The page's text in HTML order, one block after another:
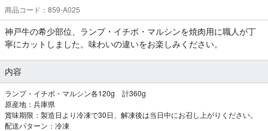
商品コード：859-A025
神戸牛の希少部位、ランプ・イチボ・マルシンを焼肉用に職人が丁
寧にカットしました。味わいの違いをお楽しみください。
内容
ランプ・イチボ・マルシン各120g 計360g
原産地：兵庫県
賞味期限：製造日より冷凍で30日、解凍後は当日中にお召し上がりください。
配送パターン：冷凍